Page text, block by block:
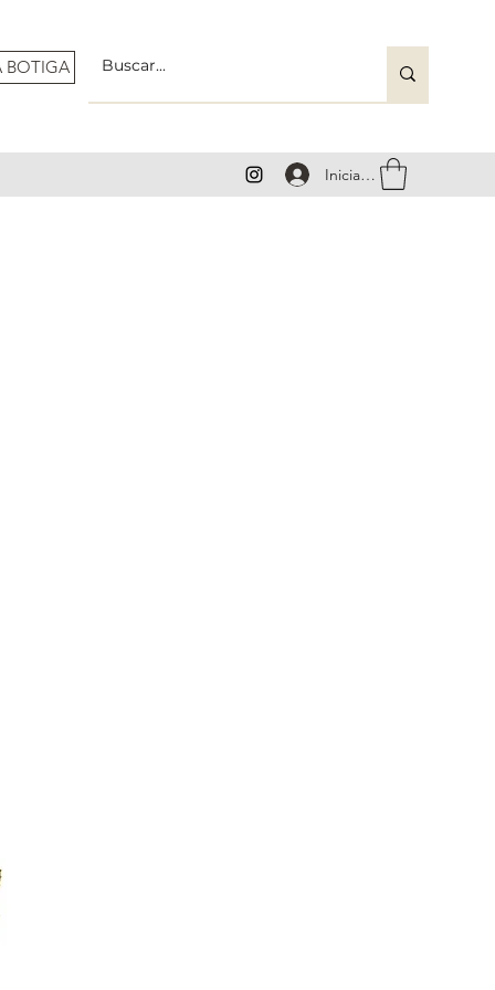
BOTIGA
Iniciar sesión